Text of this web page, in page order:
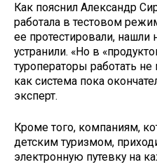
Как пояснил Александр
работала в тестовом
ее протестировали,
устранили. «Но в
туроператоры работать не
как система пока
эксперт.
Кроме того, компаниям,
детским туризмом,
электронную путевку на